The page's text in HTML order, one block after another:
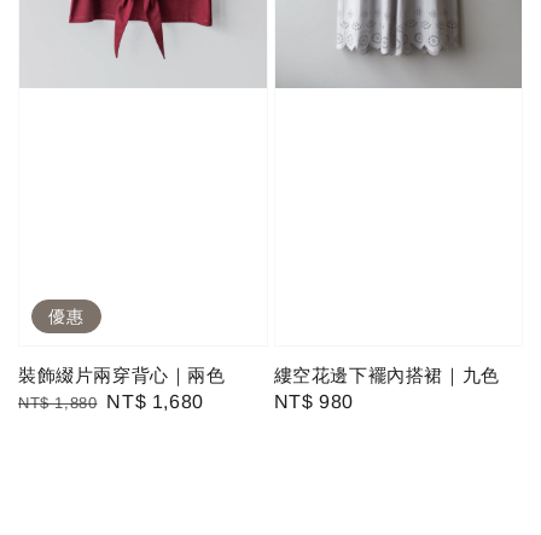
優惠
裝飾綴片兩穿背心｜兩色
Regular
NT$ 1,880 Sale
NT$ 1,680
縷空花邊下襬內搭裙｜九色
Regular
NT$ 980